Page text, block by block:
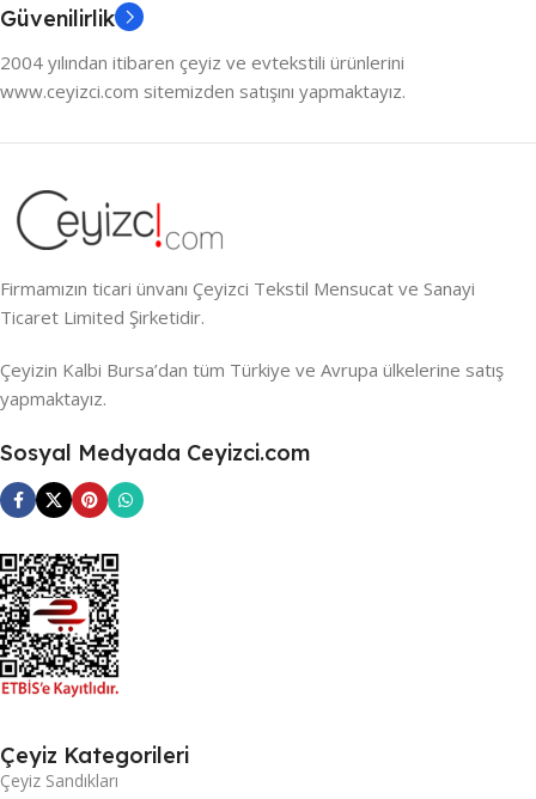
Güvenilirlik
2004 yılından itibaren çeyiz ve evtekstili ürünlerini
www.ceyizci.com sitemizden satışını yapmaktayız.
Firmamızın ticari ünvanı Çeyizci Tekstil Mensucat ve Sanayi
Ticaret Limited Şirketidir.
Çeyizin Kalbi Bursa’dan tüm Türkiye ve Avrupa ülkelerine satış
yapmaktayız.
Sosyal Medyada Ceyizci.com
Çeyiz Kategorileri
Çeyiz Sandıkları